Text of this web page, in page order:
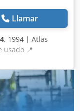
Llamar
, 1994 | Atlas
usado 📍
en su destino –
estimar los
por 4.000 EUR o
por una
Inspeccionado